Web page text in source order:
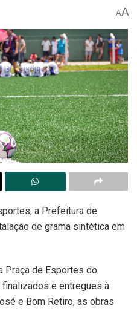
AA
a Prefeitura de
de grama sintética em
Praça de Esportes do
e entregues à
e Bom Retiro, as obras